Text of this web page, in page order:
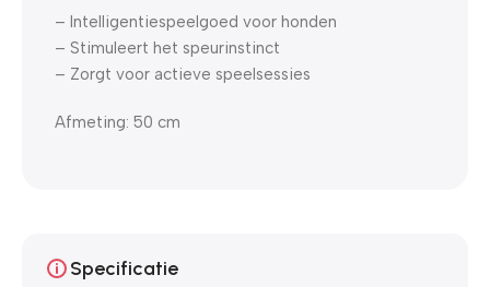
– Intelligentiespeelgoed voor honden
– Stimuleert het speurinstinct
– Zorgt voor actieve speelsessies
Afmeting: 50 cm
Specificatie